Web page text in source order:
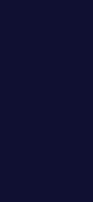
منافسيه
ويدرك لاعبو
أقوى فرق
إلا أن الروح
الفريق يمثلان
تقديم مباراة
التكتيكي